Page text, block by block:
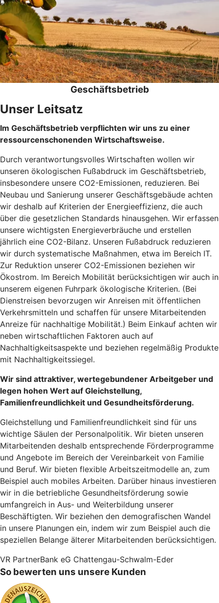
Geschäftsbetrieb
Unser Leitsatz
Im Geschäftsbetrieb verpflichten wir uns zu einer
ressourcenschonenden Wirtschaftsweise.
Durch verantwortungsvolles Wirtschaften wollen wir
unseren ökologischen Fußabdruck im Geschäftsbetrieb,
insbesondere unsere CO2-Emissionen, reduzieren. Bei
Neubau und Sanierung unserer Geschäftsgebäude achten
wir deshalb auf Kriterien der Energieeffizienz, die auch
über die gesetzlichen Standards hinausgehen. Wir erfassen
unsere wichtigsten Energieverbräuche und erstellen
jährlich eine CO2-Bilanz. Unseren Fußabdruck reduzieren
wir durch systematische Maßnahmen, etwa im Bereich IT.
Zur Reduktion unserer CO2-Emissionen beziehen wir
Ökostrom. Im Bereich Mobilität berücksichtigen wir auch in
unserem eigenen Fuhrpark ökologische Kriterien. (Bei
Dienstreisen bevorzugen wir Anreisen mit öffentlichen
Verkehrsmitteln und schaffen für unsere Mitarbeitenden
Anreize für nachhaltige Mobilität.) Beim Einkauf achten wir
neben wirtschaftlichen Faktoren auch auf
Nachhaltigkeitsaspekte und beziehen regelmäßig Produkte
mit Nachhaltigkeitssiegel.
Wir sind attraktiver, wertegebundener Arbeitgeber und
legen hohen Wert auf Gleichstellung,
Familienfreundlichkeit und Gesundheitsförderung.
Gleichstellung und Familienfreundlichkeit sind für uns
wichtige Säulen der Personalpolitik. Wir bieten unseren
Mitarbeitenden deshalb entsprechende Förderprogramme
und Angebote im Bereich der Vereinbarkeit von Familie
und Beruf. Wir bieten flexible Arbeitszeitmodelle an, zum
Beispiel auch mobiles Arbeiten. Darüber hinaus investieren
wir in die betriebliche Gesundheitsförderung sowie
umfangreich in Aus- und Weiterbildung unserer
Beschäftigten. Wir beziehen den demografischen Wandel
in unsere Planungen ein, indem wir zum Beispiel auch die
speziellen Belange älterer Mitarbeitenden berücksichtigen.
VR PartnerBank eG Chattengau-Schwalm-Eder
So bewerten uns unsere Kunden